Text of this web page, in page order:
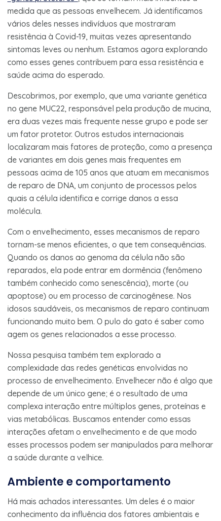
medida que as pessoas envelhecem. Já identificamos
vários deles nesses indivíduos que mostraram
resistência à Covid-19, muitas vezes apresentando
sintomas leves ou nenhum. Estamos agora explorando
como esses genes contribuem para essa resistência e
saúde acima do esperado.
Descobrimos, por exemplo, que uma variante genética
no gene MUC22, responsável pela produção de mucina,
era duas vezes mais frequente nesse grupo e pode ser
um fator protetor. Outros estudos internacionais
localizaram mais fatores de proteção, como a presença
de variantes em dois genes mais frequentes em
pessoas acima de 105 anos que atuam em mecanismos
de reparo de DNA, um conjunto de processos pelos
quais a célula identifica e corrige danos a essa
molécula.
Com o envelhecimento, esses mecanismos de reparo
tornam-se menos eficientes, o que tem consequências.
Quando os danos ao genoma da célula não são
reparados, ela pode entrar em dormência (fenômeno
também conhecido como senescência), morte (ou
apoptose) ou em processo de carcinogênese. Nos
idosos saudáveis, os mecanismos de reparo continuam
funcionando muito bem. O pulo do gato é saber como
agem os genes relacionados a esse processo.
Nossa pesquisa também tem explorado a
complexidade das redes genéticas envolvidas no
processo de envelhecimento. Envelhecer não é algo que
depende de um único gene; é o resultado de uma
complexa interação entre múltiplos genes, proteínas e
vias metabólicas. Buscamos entender como essas
interações afetam o envelhecimento e de que modo
esses processos podem ser manipulados para melhorar
a saúde durante a velhice.
Ambiente e comportamento
Há mais achados interessantes. Um deles é o maior
conhecimento da influência dos fatores ambientais e